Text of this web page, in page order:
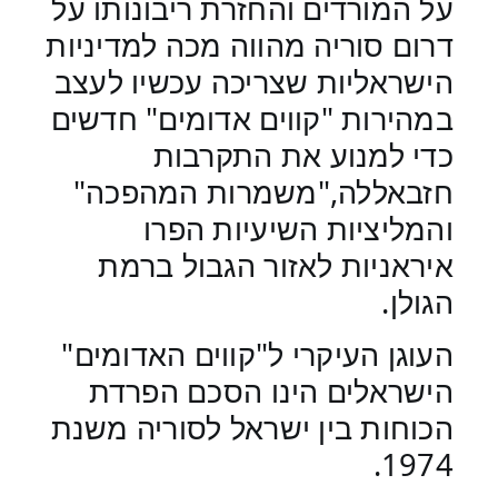
על המורדים והחזרת ריבונותו על
דרום סוריה מהווה מכה למדיניות
הישראליות שצריכה עכשיו לעצב
במהירות "קווים אדומים" חדשים
כדי למנוע את התקרבות
חזבאללה,"משמרות המהפכה"
והמליציות השיעיות הפרו
איראניות לאזור הגבול ברמת
הגולן.
העוגן העיקרי ל"קווים האדומים"
הישראלים הינו הסכם הפרדת
הכוחות בין ישראל לסוריה משנת
1974.